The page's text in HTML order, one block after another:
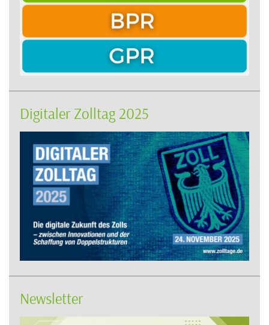
Digitaler Zolltag 2025
Newsletter